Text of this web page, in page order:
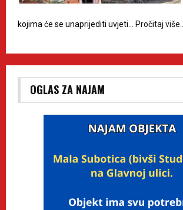
kojima će se unaprijediti uvjeti… Pročitaj više…
OGLAS ZA NAJAM